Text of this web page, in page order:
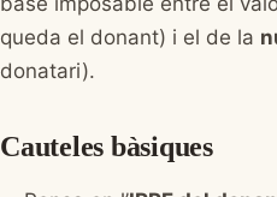
queda el donant) i el de la
donatari).
Cauteles bàsiques